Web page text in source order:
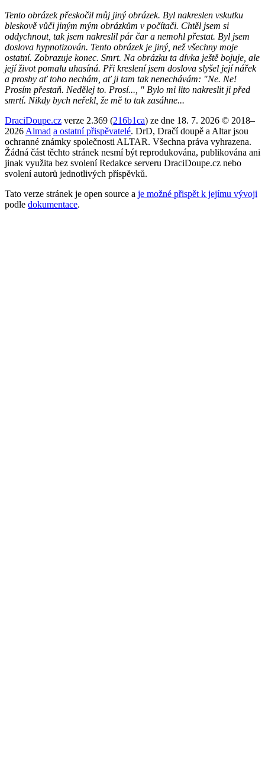
Tento obrázek přeskočil můj jiný obrázek. Byl nakreslen vskutku
bleskově vůči jiným mým obrázkům v počítači. Chtěl jsem si
oddychnout, tak jsem nakreslil pár čar a nemohl přestat. Byl jsem
doslova hypnotizován. Tento obrázek je jiný, než všechny moje
ostatní. Zobrazuje konec. Smrt. Na obrázku ta dívka ještě bojuje, ale
její život pomalu uhasíná. Při kreslení jsem doslova slyšel její nářek
a prosby ať toho nechám, ať ji tam tak nenechávám: "Ne. Ne!
Prosím přestaň. Nedělej to. Prosí..., " Bylo mi lito nakreslit ji před
smrtí. Nikdy bych neřekl, že mě to tak zasáhne...
DraciDoupe.cz verze 2.369 (216b1ca) ze dne 18. 7. 2026 © 2018–
2026 Almad a ostatní přispěvatelé. DrD, Dračí doupě a Altar jsou
ochranné známky společnosti ALTAR. Všechna práva vyhrazena.
Žádná část těchto stránek nesmí být reprodukována, publikována ani
jinak využita bez svolení Redakce serveru DraciDoupe.cz nebo
svolení autorů jednotlivých příspěvků.
Tato verze stránek je open source a je možné přispět k jejímu vývoji
podle dokumentace.